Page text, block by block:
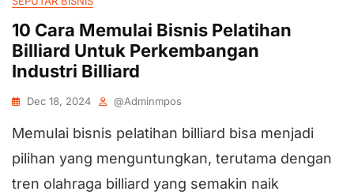
10 Cara Memulai Bisnis Pelatihan
Billiard Untuk Perkembangan
Industri Billiard
Dec 18, 2024 @adminmpos
Memulai bisnis pelatihan billiard bisa menjadi
pilihan yang menguntungkan, terutama dengan
tren olahraga billiard yang semakin naik